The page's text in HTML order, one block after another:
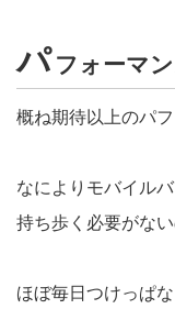
パ フォーマ
概ね期待以上のパフ
なによりモバイル
持ち歩く必要がな
ほぼ毎日つけっぱな